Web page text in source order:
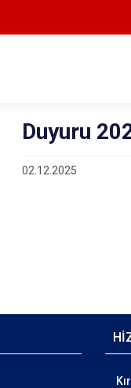
Duyuru
02.12.2025